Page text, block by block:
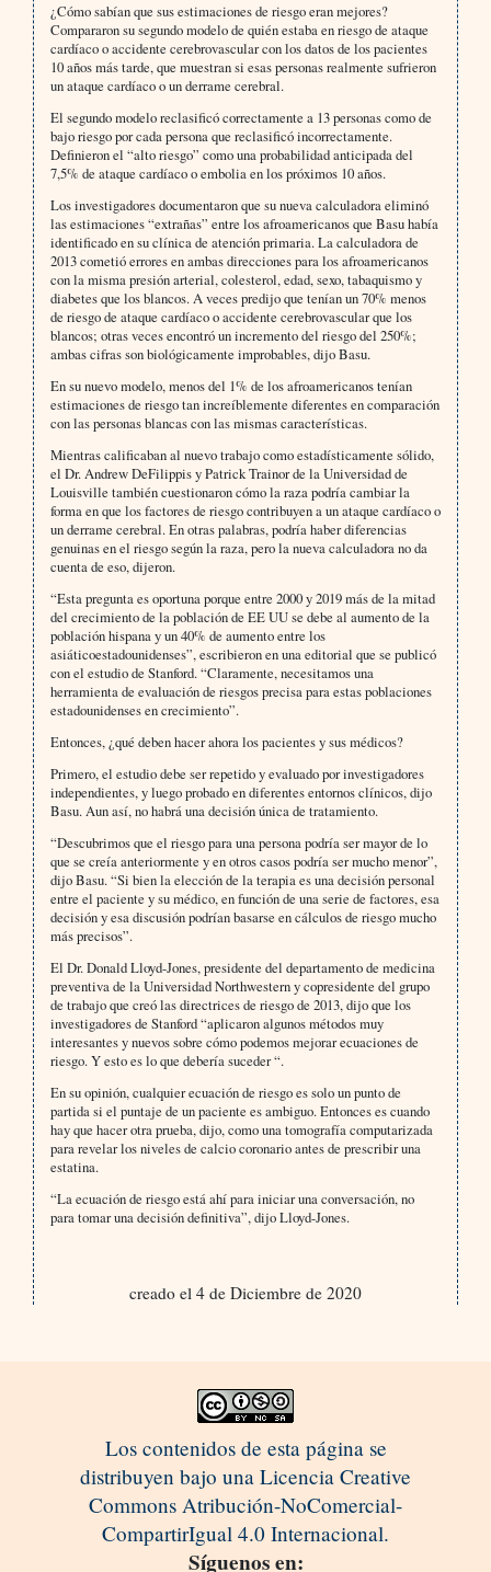
¿Cómo sabían que sus estimaciones de riesgo eran mejores?
Compararon su segundo modelo de quién estaba en riesgo de ataque
cardíaco o accidente cerebrovascular con los datos de los pacientes
10 años más tarde, que muestran si esas personas realmente sufrieron
un ataque cardíaco o un derrame cerebral.
El segundo modelo reclasificó correctamente a 13 personas como de
bajo riesgo por cada persona que reclasificó incorrectamente.
Definieron el “alto riesgo” como una probabilidad anticipada del
7,5% de ataque cardíaco o embolia en los próximos 10 años.
Los investigadores documentaron que su nueva calculadora eliminó
las estimaciones “extrañas” entre los afroamericanos que Basu había
identificado en su clínica de atención primaria. La calculadora de
2013 cometió errores en ambas direcciones para los afroamericanos
con la misma presión arterial, colesterol, edad, sexo, tabaquismo y
diabetes que los blancos. A veces predijo que tenían un 70% menos
de riesgo de ataque cardíaco o accidente cerebrovascular que los
blancos; otras veces encontró un incremento del riesgo del 250%;
ambas cifras son biológicamente improbables, dijo Basu.
En su nuevo modelo, menos del 1% de los afroamericanos tenían
estimaciones de riesgo tan increíblemente diferentes en comparación
con las personas blancas con las mismas características.
Mientras calificaban al nuevo trabajo como estadísticamente sólido,
el Dr. Andrew DeFilippis y Patrick Trainor de la Universidad de
Louisville también cuestionaron cómo la raza podría cambiar la
forma en que los factores de riesgo contribuyen a un ataque cardíaco o
un derrame cerebral. En otras palabras, podría haber diferencias
genuinas en el riesgo según la raza, pero la nueva calculadora no da
cuenta de eso, dijeron.
“Esta pregunta es oportuna porque entre 2000 y 2019 más de la mitad
del crecimiento de la población de EE UU se debe al aumento de la
población hispana y un 40% de aumento entre los
asiáticoestadounidenses”, escribieron en una editorial que se publicó
con el estudio de Stanford. “Claramente, necesitamos una
herramienta de evaluación de riesgos precisa para estas poblaciones
estadounidenses en crecimiento”.
Entonces, ¿qué deben hacer ahora los pacientes y sus médicos?
Primero, el estudio debe ser repetido y evaluado por investigadores
independientes, y luego probado en diferentes entornos clínicos, dijo
Basu. Aun así, no habrá una decisión única de tratamiento.
“Descubrimos que el riesgo para una persona podría ser mayor de lo
que se creía anteriormente y en otros casos podría ser mucho menor”,
dijo Basu. “Si bien la elección de la terapia es una decisión personal
entre el paciente y su médico, en función de una serie de factores, esa
decisión y esa discusión podrían basarse en cálculos de riesgo mucho
más precisos”.
El Dr. Donald Lloyd-Jones, presidente del departamento de medicina
preventiva de la Universidad Northwestern y copresidente del grupo
de trabajo que creó las directrices de riesgo de 2013, dijo que los
investigadores de Stanford “aplicaron algunos métodos muy
interesantes y nuevos sobre cómo podemos mejorar ecuaciones de
riesgo. Y esto es lo que debería suceder “.
En su opinión, cualquier ecuación de riesgo es solo un punto de
partida si el puntaje de un paciente es ambiguo. Entonces es cuando
hay que hacer otra prueba, dijo, como una tomografía computarizada
para revelar los niveles de calcio coronario antes de prescribir una
estatina.
“La ecuación de riesgo está ahí para iniciar una conversación, no
para tomar una decisión definitiva”, dijo Lloyd-Jones.
creado el 4 de Diciembre de 2020
Los contenidos de esta página se
distribuyen bajo una Licencia Creative
Commons Atribución-NoComercial-
CompartirIgual 4.0 Internacional.
Síguenos en: